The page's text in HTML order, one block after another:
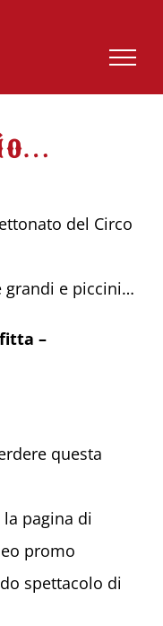
del Circo
grandi e piccini…
–
questa
pagina di
promo
spettacolo di